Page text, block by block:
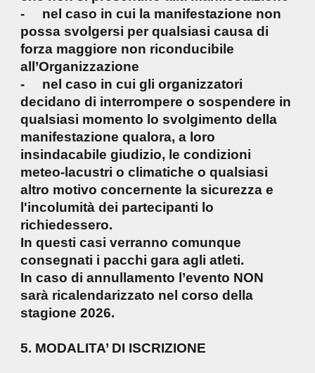
- nel caso in cui la manifestazione non
possa svolgersi per qualsiasi causa di
forza maggiore non riconducibile
all’Organizzazione
- nel caso in cui gli organizzatori
decidano di interrompere o sospendere in
qualsiasi momento lo svolgimento della
manifestazione qualora, a loro
insindacabile giudizio, le condizioni
meteo-lacustri o climatiche o qualsiasi
altro motivo concernente la sicurezza e
l'incolumità dei partecipanti lo
richiedessero.
In questi casi verranno comunque
consegnati i pacchi gara agli atleti.
In caso di annullamento l’evento NON
sarà ricalendarizzato nel corso della
stagione 2026.
5. MODALITA’ DI ISCRIZIONE